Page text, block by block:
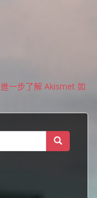
進一步了解 Akismet 如